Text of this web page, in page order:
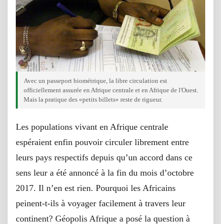
Avec un passeport biométrique, la libre circulation est
officiellement assurée en Afrique centrale et en Afrique de l'Ouest.
Mais la pratique des «petits billets» reste de rigueur.
Les populations vivant en Afrique centrale
espéraient enfin pouvoir circuler librement entre
leurs pays respectifs depuis qu’un accord dans ce
sens leur a été annoncé à la fin du mois d’octobre
2017. Il n’en est rien. Pourquoi les Africains
peinent-t-ils à voyager facilement à travers leur
continent? Géopolis Afrique a posé la question à